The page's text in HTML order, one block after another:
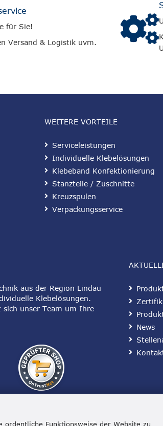
Funktionsweise der Website zu
für Sie!
Versand & Logistik uvm.
WEITERE VORTEILE
Serviceleistungen
Individuelle Klebelösungen
Klebeband Konfektionierung
Stanzteile / Zuschnitte
Kreuzspulen
Verpackungsservice
aus der Region Lindau
Klebelösungen.
unser Team um Ihre
News